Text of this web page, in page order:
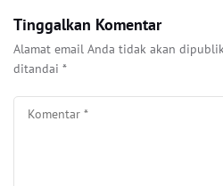
Tinggalkan Komentar
Alamat email Anda tidak akan
ditandai *